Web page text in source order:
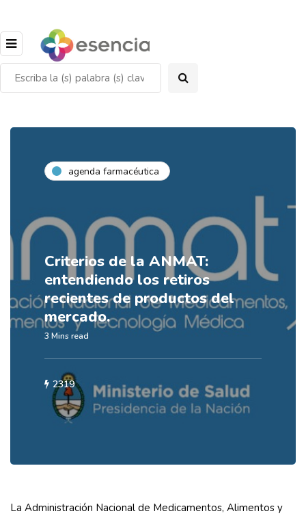
agenda farmacéutica
Criterios de la ANMAT:
entendiendo los retiros
recientes de productos del
mercado.
3 Mins read
2319
La Administración Nacional de Medicamentos, Alimentos y